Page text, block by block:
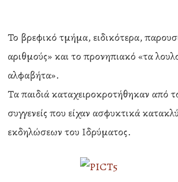
Το βρεφικό τμήμα, ειδικότερα,
αριθμούς» και το προνηπιακό «τα
αλφαβήτα».
Τα παιδιά καταχειροκροτήθηκαν από
συγγενείς που είχαν ασφυκτικά
εκδηλώσεων του Ιδρύματος.